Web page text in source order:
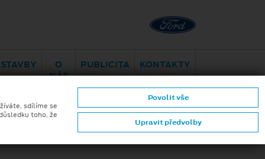
Brno - Juliánov
služba
nehodě
CARent
pohotovost
O
NÁS
PUBLICITA KONTAKTY
sdílíme se
toho, že
Upravit předvolby
Povolit vše